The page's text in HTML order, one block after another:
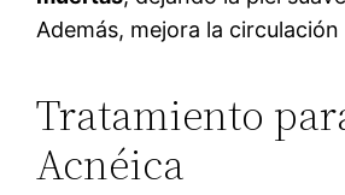
Además, mejora la circulación
Tratamiento
Acnéica